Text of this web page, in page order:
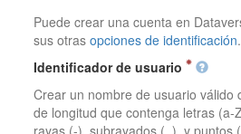
Puede crear una cuenta en
sus otrasopciones de identificación.
Identificador de usuario
Crear un nombre de usuario válido
de longitud que contenga letras (a-
rayas (-), subrayados (_), y puntos